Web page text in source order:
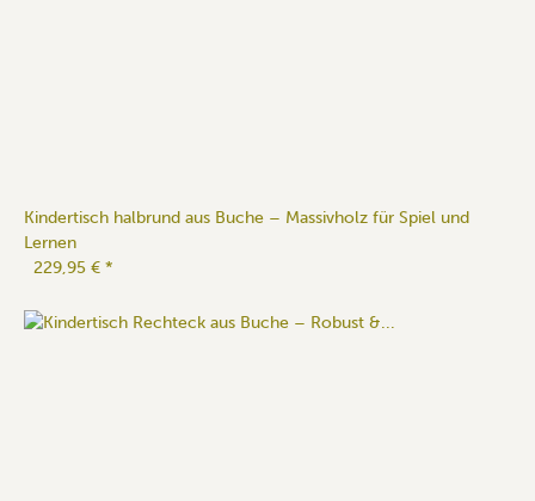
Kindertisch halbrund aus Buche – Massivholz für Spiel und
Lernen
229,95 € *